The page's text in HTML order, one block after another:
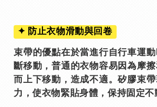
✦ 防止衣物滑動與回卷
束帶的優點在於當進行自行車運
斷移動，普通的衣物容易因為摩
而上下移動，造成不適。矽膠束
力，使衣物緊貼身體，保持固定不